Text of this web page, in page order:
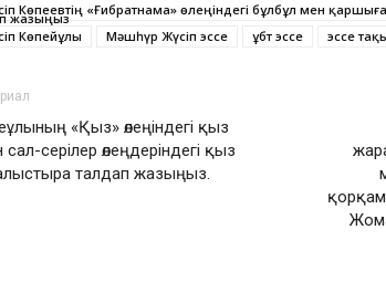
Көпеевтің «Ғибратнама» өлеңіндегі бұлбұл мен қаршыға
жазыңыз
Көпейұлы
Мәшһүр Жүсіп эссе ұбт эссе эссе
«Қыз» өлеңіндегі қыз
серілер өлеңдеріндегі қыз
талдап жазыңыз.